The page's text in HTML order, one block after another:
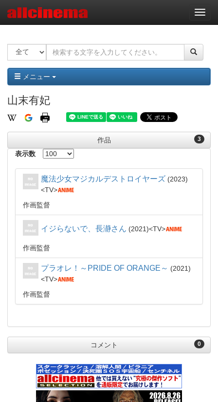
ナ
ビ
ー
ョ
ン
メニュー
山末有妃
3
作品
表示数
魔法少女マジカルデストロイヤーズ
2023
TV
作画監督
イジらないで、長瀞さん 2021 TV
作画監督
プラオレ！～PRIDE OF ORANGE～
2021
TV
作画監督
0
コメント